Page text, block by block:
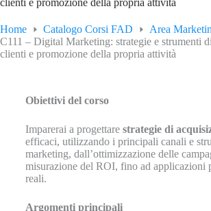
clienti e promozione della propria attività
Home Catalogo Corsi FAD
Area
C111 – Digital Marketing: strategie e strumenti
clienti e promozione della propria attività
Obiettivi del corso
Imparerai a progettare strategie di
efficaci, utilizzando i principali canali e
marketing, dall’ottimizzazione delle
misurazione del ROI, fino ad applicazioni
reali.
Argomenti principali